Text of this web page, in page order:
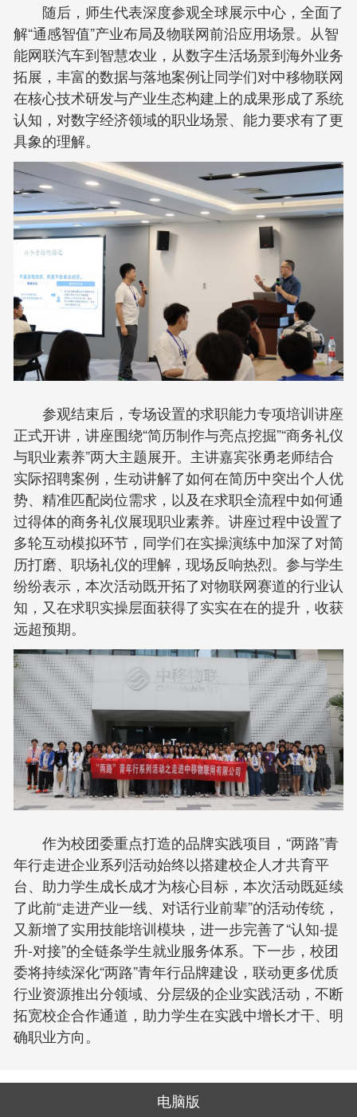
随后，师生代表深度参观全球展示中心，全面了
解“通感智值”产业布局及物联网前沿应用场景。从智
能网联汽车到智慧农业，从数字生活场景到海外业务
拓展，丰富的数据与落地案例让同学们对中移物联网
在核心技术研发与产业生态构建上的成果形成了系统
认知，对数字经济领域的职业场景、能力要求有了更
具象的理解。
参观结束后，专场设置的求职能力专项培训讲座
正式开讲，讲座围绕“简历制作与亮点挖掘”“商务礼仪
与职业素养”两大主题展开。主讲嘉宾张勇老师结合
实际招聘案例，生动讲解了如何在简历中突出个人优
势、精准匹配岗位需求，以及在求职全流程中如何通
过得体的商务礼仪展现职业素养。讲座过程中设置了
多轮互动模拟环节，同学们在实操演练中加深了对简
历打磨、职场礼仪的理解，现场反响热烈。参与学生
纷纷表示，本次活动既开拓了对物联网赛道的行业认
知，又在求职实操层面获得了实实在在的提升，收获
远超预期。
作为校团委重点打造的品牌实践项目，“两路”青
年行走进企业系列活动始终以搭建校企人才共育平
台、助力学生成长成才为核心目标，本次活动既延续
了此前“走进产业一线、对话行业前辈”的活动传统，
又新增了实用技能培训模块，进一步完善了“认知-提
升-对接”的全链条学生就业服务体系。下一步，校团
委将持续深化“两路”青年行品牌建设，联动更多优质
行业资源推出分领域、分层级的企业实践活动，不断
拓宽校企合作通道，助力学生在实践中增长才干、明
确职业方向。
电脑版